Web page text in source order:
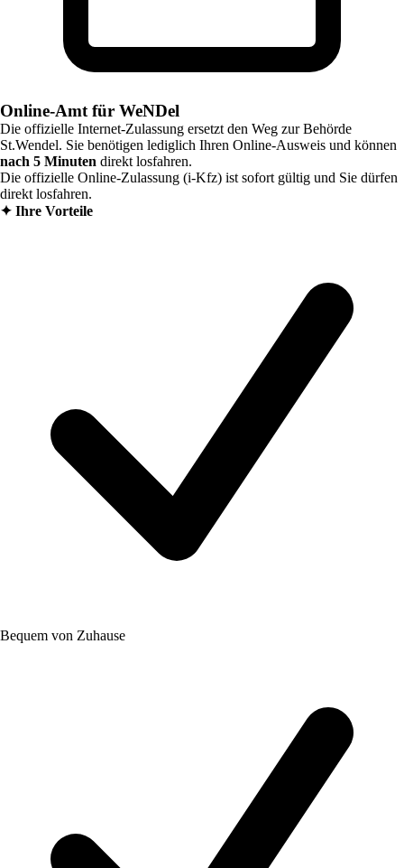
Online-Amt für WeNDel
Die offizielle Internet-Zulassung ersetzt den Weg zur Behörde
St.Wendel. Sie benötigen lediglich Ihren Online-Ausweis und können
nach 5 Minuten direkt losfahren.
Die offizielle Online-Zulassung (i-Kfz) ist sofort gültig und Sie dürfen
direkt losfahren.
✦ Ihre Vorteile
Bequem von Zuhause